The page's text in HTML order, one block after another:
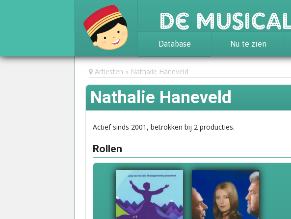
De
Database
Achtergrond
Awards
Statistieken
Nu te zien
Artiesten Nathalie Haneveld
Nathalie Haneveld
Actief sinds 2001, betrokken bij 2 producties.
Rollen